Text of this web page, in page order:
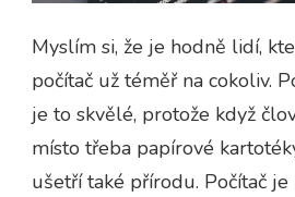
Myslím si, že je hodně lidí,
počítač už téměř na cokoliv.
je to skvělé, protože když
místo třeba papírové
ušetří také přírodu. Počítač